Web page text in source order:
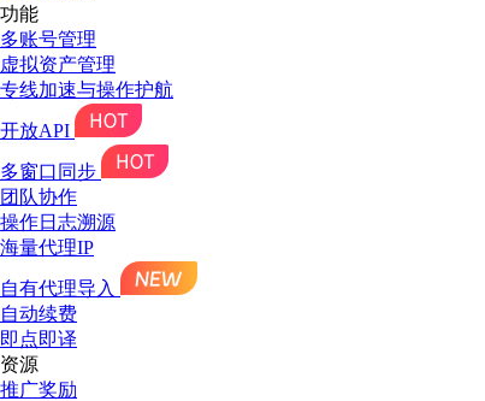
功能
多账号管理
虚拟资产管理
专线加速与操作护航
开放API
多窗口同步
团队协作
操作日志溯源
海量代理IP
自有代理导入
自动续费
即点即译
资源
推广奖励